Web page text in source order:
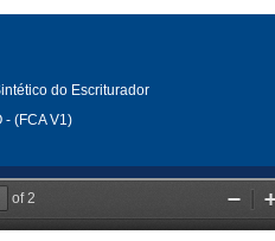
do Escriturador
- (FCA V1)